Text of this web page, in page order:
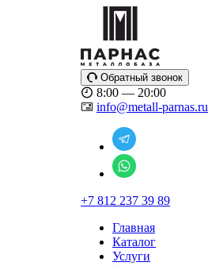
Обратный звонок
8:00 — 20:00
info@metall-parnas.ru
+7 812 237 39 89
Главная
Каталог
Услуги